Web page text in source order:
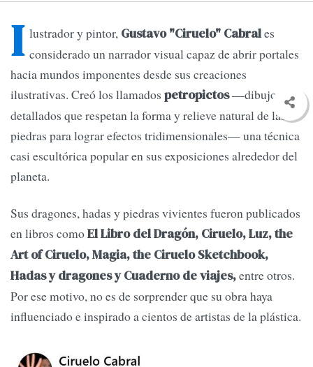
I lustrador y pintor, Gustavo "Ciruelo" Cabrales
considerado un narrador visual capaz de abrir portales
hacia mundos imponentes desde sus creaciones
ilustrativas. Creó los llamados petropictos—dibujos
detallados que respetan la forma y relieve natural de las
piedras para lograr efectos tridimensionales— una técnica
casi escultórica popular en sus exposiciones alrededor del
planeta.
Sus dragones, hadas y piedras vivientes fueron publicados
en libros comoEl Libro del Dragón, Ciruelo, Luz, the
Art of Ciruelo, Magia, the Ciruelo Sketchbook,
Hadas y dragones y Cuaderno de viajes,entre otros.
Por ese motivo, no es de sorprender que su obra haya
influenciado e inspirado a cientos de artistas de la plástica.